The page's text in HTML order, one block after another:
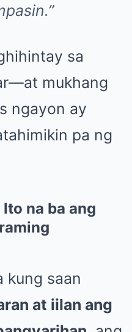
sa
mukhang
ngayon ay
pa ng
na ba ang
kung saan
at iilan ang